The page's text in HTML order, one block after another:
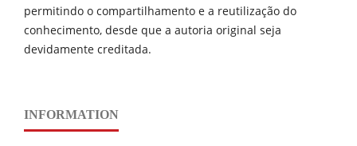
permitindo o compartilhamento e a reutilização do
conhecimento, desde que a autoria original seja
devidamente creditada.
INFORMATION